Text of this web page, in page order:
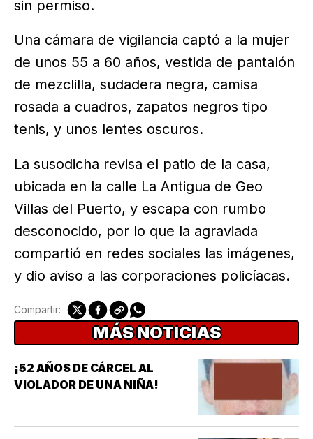
sin permiso.
Una cámara de vigilancia captó a la mujer
de unos 55 a 60 años, vestida de pantalón
de mezclilla, sudadera negra, camisa
rosada a cuadros, zapatos negros tipo
tenis, y unos lentes oscuros.
La susodicha revisa el patio de la casa,
ubicada en la calle La Antigua de Geo
Villas del Puerto, y escapa con rumbo
desconocido, por lo que la agraviada
compartió en redes sociales las imágenes,
y dio aviso a las corporaciones policíacas.
Compartir:
MÁS NOTICIAS
¡52 AÑOS DE CÁRCEL AL
VIOLADOR DE UNA NIÑA!